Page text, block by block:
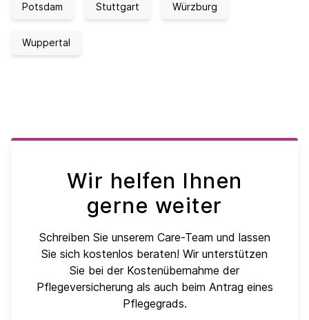
Potsdam Stuttgart Würzburg
Wuppertal
Wir helfen Ihnen
gerne weiter
Schreiben Sie unserem Care-Team und lassen
Sie sich kostenlos beraten! Wir unterstützen
Sie bei der Kostenübernahme der
Pflegeversicherung als auch beim Antrag eines
Pflegegrads.